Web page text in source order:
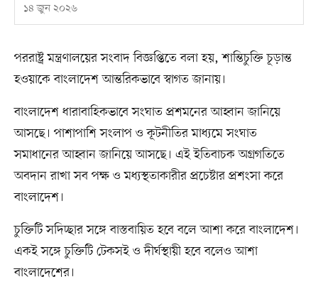
১৪ জুন ২০২৬
পররাষ্ট্র মন্ত্রণালয়ের সংবাদ বিজ্ঞপ্তিতে বলা হয়, শান্তিচুক্তি চূড়ান্ত
হওয়াকে বাংলাদেশ আন্তরিকভাবে স্বাগত জানায়।
বাংলাদেশ ধারাবাহিকভাবে সংঘাত প্রশমনের আহ্বান জানিয়ে
আসছে। পাশাপাশি সংলাপ ও কূটনীতির মাধ্যমে সংঘাত
সমাধানের আহ্বান জানিয়ে আসছে। এই ইতিবাচক অগ্রগতিতে
অবদান রাখা সব পক্ষ ও মধ্যস্থতাকারীর প্রচেষ্টার প্রশংসা করে
বাংলাদেশ।
চুক্তিটি সদিচ্ছার সঙ্গে বাস্তবায়িত হবে বলে আশা করে বাংলাদেশ।
একই সঙ্গে চুক্তিটি টেকসই ও দীর্ঘস্থায়ী হবে বলেও আশা
বাংলাদেশের।